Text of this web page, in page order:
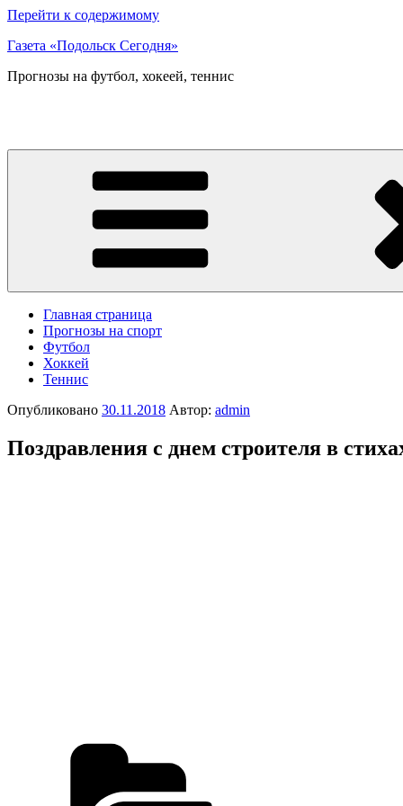
Перейти к содержимому
Газета «Подольск Сегодня»
Прогнозы на футбол, хокеей, теннис
Главная страница
Прогнозы на спорт
Футбол
Хоккей
Теннис
Опубликовано 30.11.2018 Автор: admin
Поздравления с днем строителя в